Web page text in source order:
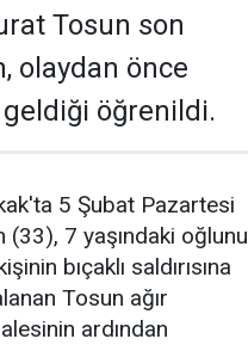
Tosun son
olaydan önce
geldiği öğrenildi.
5 Şubat Pazartesi
7 yaşındaki oğlunu
bıçaklı saldırısına
Tosun ağır
ardından